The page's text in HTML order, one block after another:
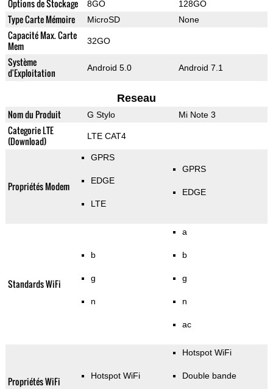
Options de Stockage 8GO 128GO
Type Carte Mémoire MicroSD None
Capacité Max. Carte
Mem
32GO
Système
d'Exploitation
Android 5.0 Android 7.1
Reseau
Nom du Produit G Stylo Mi Note 3
Categorie LTE
(Download)
LTE CAT4
Propriétés Modem
GPRS
EDGE
LTE
GPRS
EDGE
Standards WiFi
b
g
n
a
b
g
n
ac
Propriétés WiFi Hotspot WiFi
Hotspot WiFi
Double bande